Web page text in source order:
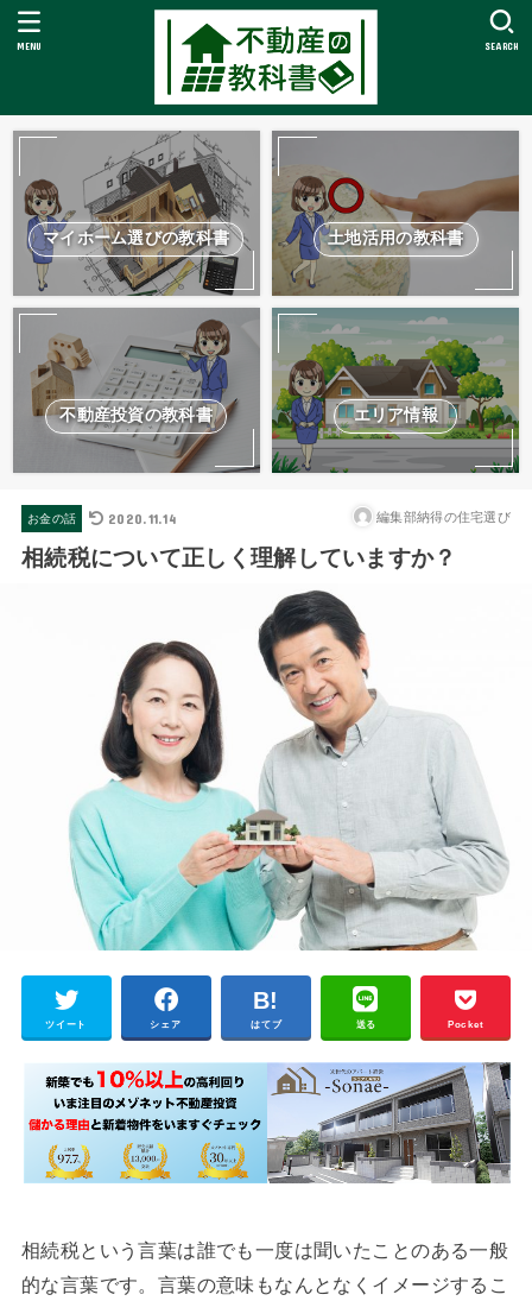
SEARCH
MENU
マイホーム選びの教科書 土地活用の教科書
不動産投資の教科書 エリア情報
お金の話 2020.11.14 編集部納得の住宅選び
相続税について正しく理解していますか？
ツイート シェア はてブ 送る Pocket
相続税という言葉は誰でも一度は聞いたことのある一般
的な言葉です。言葉の意味もなんとなくイメージするこ